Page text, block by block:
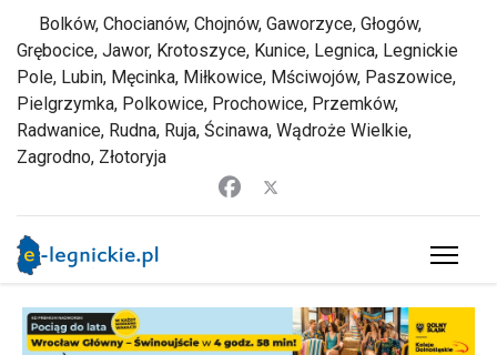
Bolków, Chocianów, Chojnów, Gaworzyce, Głogów,
Grębocice, Jawor, Krotoszyce, Kunice, Legnica, Legnickie
Pole, Lubin, Męcinka, Miłkowice, Mściwojów, Paszowice,
Pielgrzymka, Polkowice, Prochowice, Przemków,
Radwanice, Rudna, Ruja, Ścinawa, Wądroże Wielkie,
Zagrodno, Złotoryja